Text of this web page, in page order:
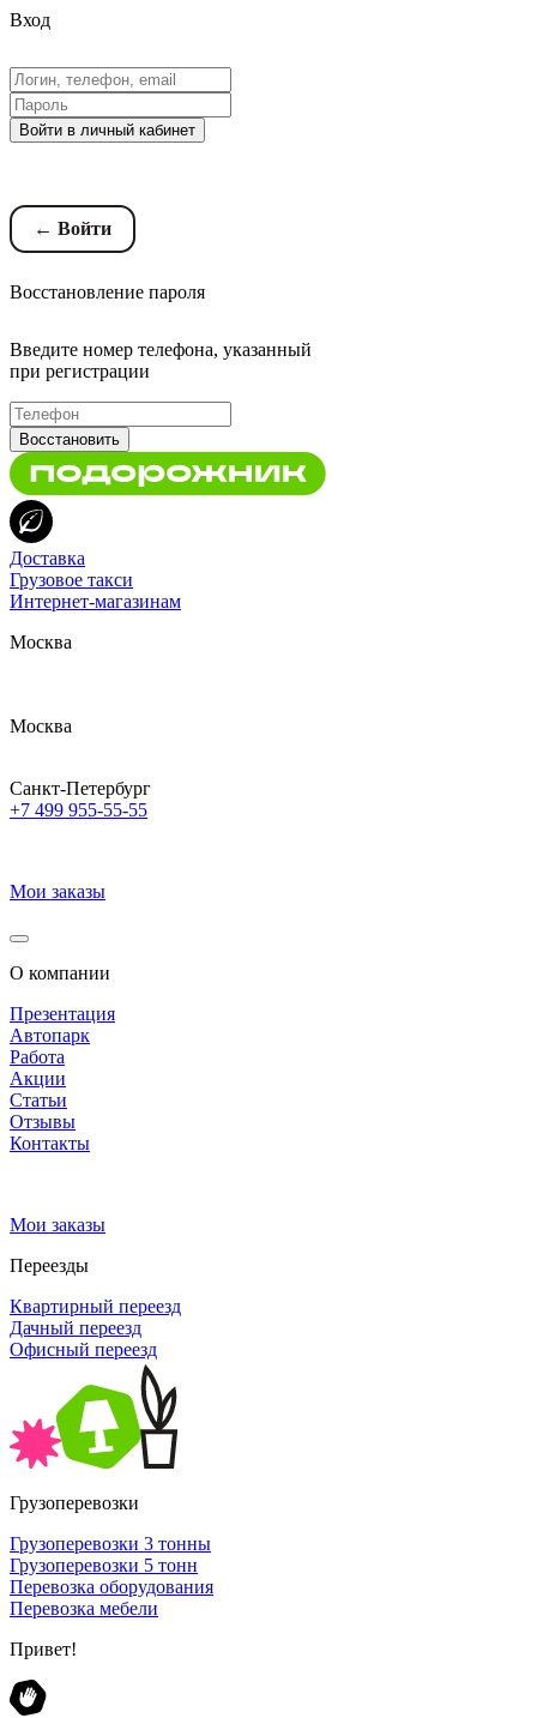
Вход
Войти в личный кабинет
← Войти
Восстановление пароля
Введите номер телефона, указанный
при регистрации
Восстановить
Доставка
Грузовое такси
Интернет-магазинам
Москва
Москва
Санкт-Петербург
+7 499 955-55-55
Мои заказы
О компании
Презентация
Автопарк
Работа
Акции
Статьи
Отзывы
Контакты
Мои заказы
Переезды
Квартирный переезд
Дачный переезд
Офисный переезд
Грузоперевозки
Грузоперевозки 3 тонны
Грузоперевозки 5 тонн
Перевозка оборудования
Перевозка мебели
Привет!